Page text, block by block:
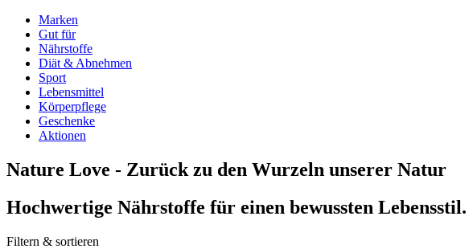
Marken
Gut für
Nährstoffe
Diät & Abnehmen
Sport
Lebensmittel
Körperpflege
Geschenke
Aktionen
Nature Love - Zurück zu den Wurzeln unserer Natur
Hochwertige Nährstoffe für einen bewussten Lebensstil.
Filtern & sortieren